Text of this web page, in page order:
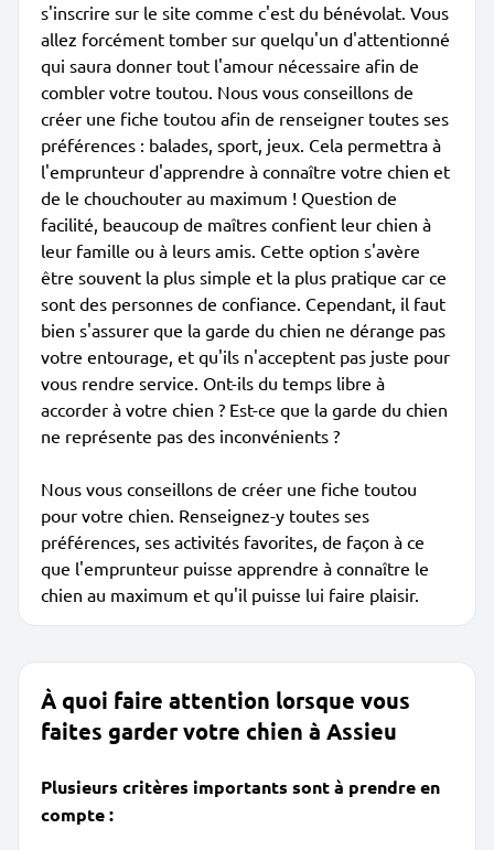
s'inscrire sur le site comme c'est du bénévolat. Vous
allez forcément tomber sur quelqu'un d'attentionné
qui saura donner tout l'amour nécessaire afin de
combler votre toutou. Nous vous conseillons de
créer une fiche toutou afin de renseigner toutes ses
préférences : balades, sport, jeux. Cela permettra à
l'emprunteur d'apprendre à connaître votre chien et
de le chouchouter au maximum ! Question de
facilité, beaucoup de maîtres confient leur chien à
leur famille ou à leurs amis. Cette option s'avère
être souvent la plus simple et la plus pratique car ce
sont des personnes de confiance. Cependant, il faut
bien s'assurer que la garde du chien ne dérange pas
votre entourage, et qu'ils n'acceptent pas juste pour
vous rendre service. Ont-ils du temps libre à
accorder à votre chien ? Est-ce que la garde du chien
ne représente pas des inconvénients ?
Nous vous conseillons de créer une fiche toutou
pour votre chien. Renseignez-y toutes ses
préférences, ses activités favorites, de façon à ce
que l'emprunteur puisse apprendre à connaître le
chien au maximum et qu'il puisse lui faire plaisir.
À quoi faire attention lorsque vous
faites garder votre chien à Assieu
Plusieurs critères importants sont à prendre en
compte :